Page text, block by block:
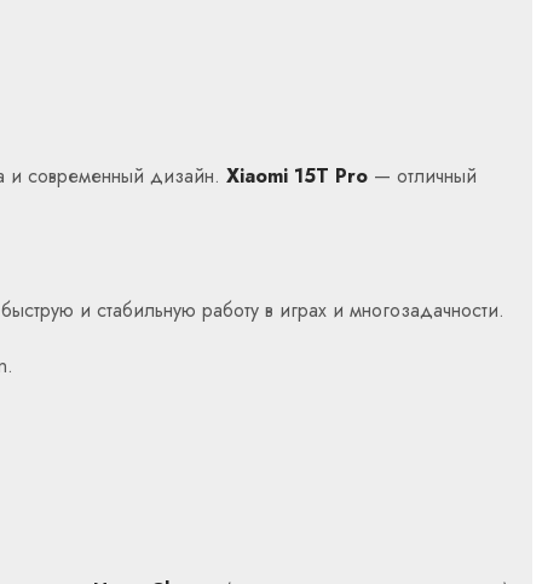
и современный дизайн. Xiaomi 15T Pro — отличный
и стабильную работу в играх и многозадачности.